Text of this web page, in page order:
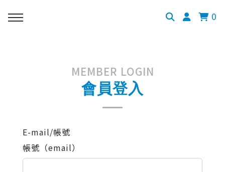
0
MEMBER LOGIN
會員登入
E-mail/帳號
帳號（email）